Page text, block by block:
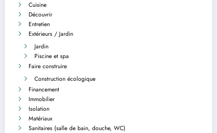
Cuisine
Découvrir
Entretien
Extérieurs / Jardin
Jardin
Piscine et spa
Faire construire
Construction écologique
Financement
Immobilier
Isolation
Matériaux
Sanitaires (salle de bain, douche, WC)